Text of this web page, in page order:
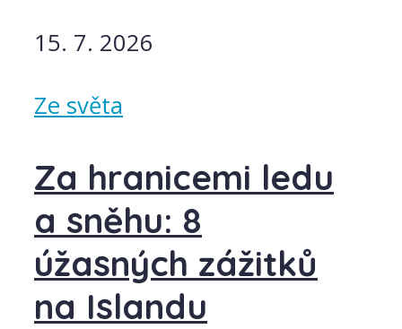
15. 7. 2026
Ze světa
Za hranicemi ledu
a sněhu: 8
úžasných zážitků
na Islandu